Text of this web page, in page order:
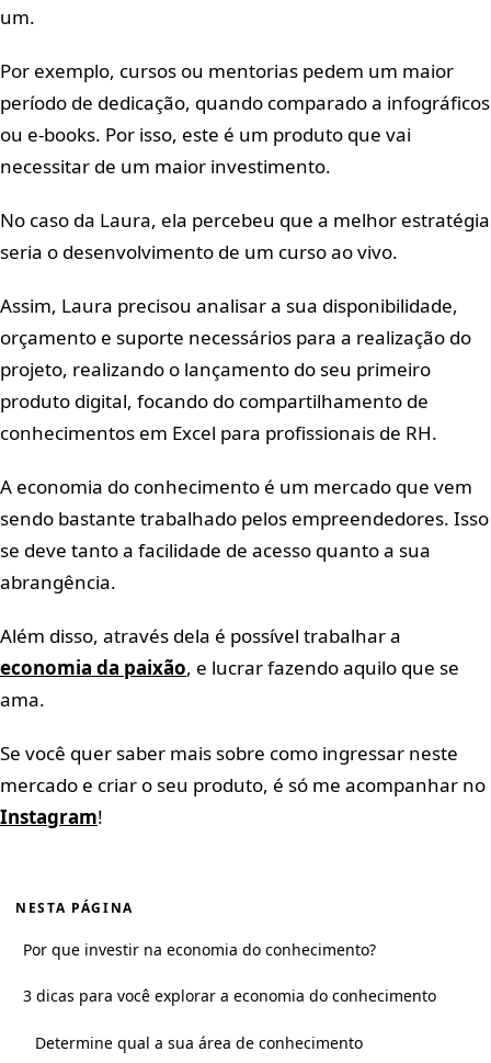
um.
Por exemplo, cursos ou mentorias pedem um maior
período de dedicação, quando comparado a infográficos
ou e-books. Por isso, este é um produto que vai
necessitar de um maior investimento.
No caso da Laura, ela percebeu que a melhor estratégia
seria o desenvolvimento de um curso ao vivo.
Assim, Laura precisou analisar a sua disponibilidade,
orçamento e suporte necessários para a realização do
projeto, realizando o lançamento do seu primeiro
produto digital, focando do compartilhamento de
conhecimentos em Excel para profissionais de RH.
A economia do conhecimento é um mercado que vem
sendo bastante trabalhado pelos empreendedores. Isso
se deve tanto a facilidade de acesso quanto a sua
abrangência.
Além disso, através dela é possível trabalhar a
economia da paixão, e lucrar fazendo aquilo que se
ama.
Se você quer saber mais sobre como ingressar neste
mercado e criar o seu produto, é só me acompanhar no
Instagram!
NESTA PÁGINA
Por que investir na economia do conhecimento?
3 dicas para você explorar a economia do conhecimento
Determine qual a sua área de conhecimento